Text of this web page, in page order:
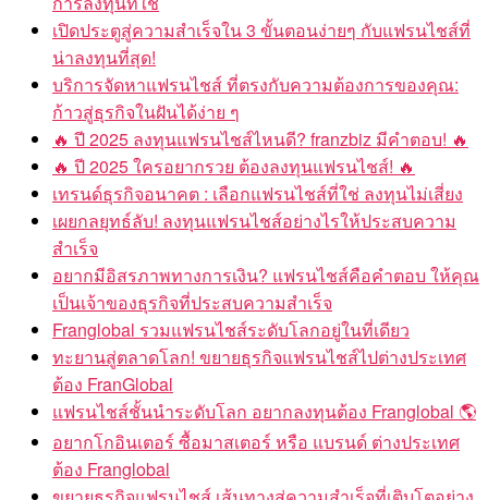
เปิดประตูสู่ความสำเร็จใน 3 ขั้นตอนง่ายๆ กับแฟรนไชส์ที่
น่าลงทุนที่สุด!
บริการจัดหาแฟรนไชส์ ที่ตรงกับความต้องการของคุณ:
ก้าวสู่ธุรกิจในฝันได้ง่าย ๆ
ปี 2025 ลงทุนแฟรนไชส์ไหนดี? franzbiz มีคำตอบ!
ปี 2025 ใครอยากรวย ต้องลงทุนแฟรนไชส์!
เทรนด์ธุรกิจอนาคต : เลือกแฟรนไชส์ที่ใช่ ลงทุนไม่เสี่ยง
เผยกลยุทธ์ลับ! ลงทุนแฟรนไชส์อย่างไรให้ประสบความ
สำเร็จ
อยากมีอิสรภาพทางการเงิน? แฟรนไชส์คือคำตอบ ให้คุณ
เป็นเจ้าของธุรกิจที่ประสบความสำเร็จ
Franglobal รวมแฟรนไชส์ระดับโลกอยู่ในที่เดียว
ทะยานสู่ตลาดโลก! ขยายธุรกิจแฟรนไชส์ไปต่างประเทศ
ต้อง FranGlobal
แฟรนไชส์ชั้นนำระดับโลก อยากลงทุนต้อง Franglobal
อยากโกอินเตอร์ ซื้อมาสเตอร์ หรือ แบรนด์ ต่างประเทศ
ต้อง Franglobal
ขยายธุรกิจแฟรนไชส์ เส้นทางสู่ความสำเร็จที่เติบโตอย่าง